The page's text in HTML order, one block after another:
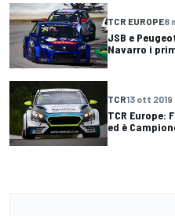
TCR EUROPE8
JSB e
Navarro i
TCR13 ott 2019
TCR Europe:
ed è